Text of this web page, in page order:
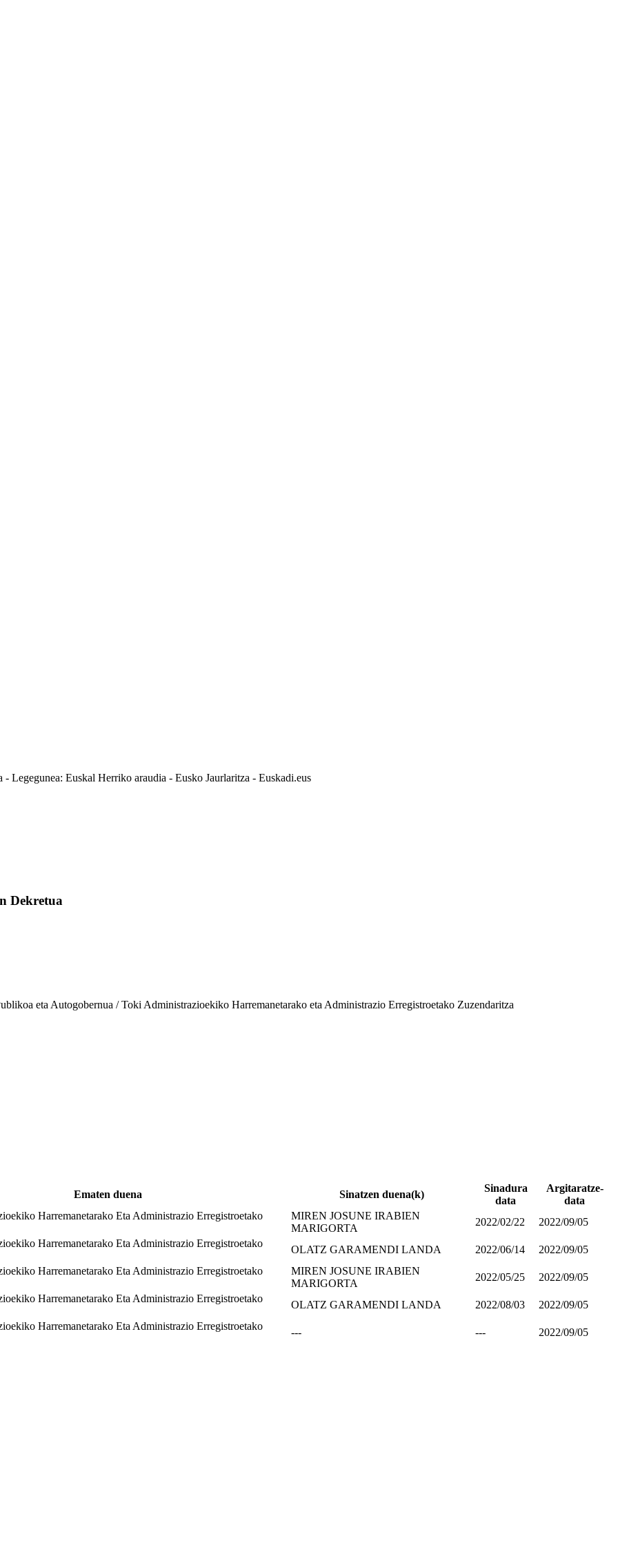
Legegunea: Euskal Herriko araudia - Eusko Jaurlaritza - Euskadi.eus
Dekretua
eta Autogobernua / Toki Administrazioekiko Harremanetarako eta Administrazio Erregistroetako Zuzendaritza
Ematen duena Sinatzen duena(k)
Sinadura
data
Argitaratze-
data
Harremanetarako Eta Administrazio Erregistroetako
MIREN JOSUNE IRABIEN
MARIGORTA
2022/02/22 2022/09/05
Harremanetarako Eta Administrazio Erregistroetako
OLATZ GARAMENDI LANDA 2022/06/14 2022/09/05
Harremanetarako Eta Administrazio Erregistroetako
MIREN JOSUNE IRABIEN
MARIGORTA
2022/05/25 2022/09/05
Harremanetarako Eta Administrazio Erregistroetako
OLATZ GARAMENDI LANDA 2022/08/03
2022/09/05
Harremanetarako Eta Administrazio Erregistroetako
--- --- 2022/09/05